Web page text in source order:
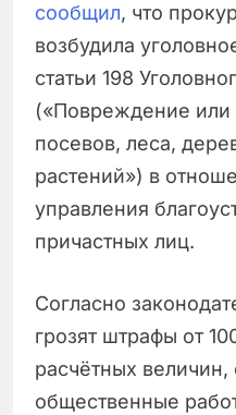
сообщил, что
возбудила
статьи 198
(«Повреждение или
посевов, леса,
растений») в
управления
причастных лиц.
Согласно
грозят штрафы от
расчётных величин,
общественные